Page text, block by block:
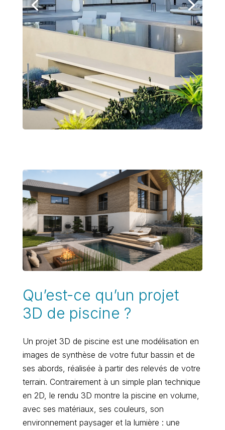
Qu’est-ce qu’un projet
3D de piscine ?
Un projet 3D de piscine est une modélisation en
images de synthèse de votre futur bassin et de
ses abords, réalisée à partir des relevés de votre
terrain. Contrairement à un simple plan technique
en 2D, le rendu 3D montre la piscine en volume,
avec ses matériaux, ses couleurs, son
environnement paysager et la lumière : une